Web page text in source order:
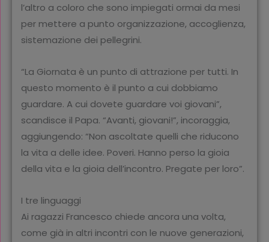
l’altro a coloro che sono impiegati ormai da mesi
per mettere a punto organizzazione, accoglienza,
sistemazione dei pellegrini.
“La Giornata è un punto di attrazione per tutti. In
questo momento è il punto a cui dobbiamo
guardare. A cui dovete guardare voi giovani”,
scandisce il Papa. “Avanti, giovani!”, incoraggia,
aggiungendo: “Non ascoltate quelli che riducono
la vita a delle idee. Poveri. Hanno perso la gioia
della vita e la gioia dell’incontro. Pregate per loro”.
I tre linguaggi
Ai ragazzi Francesco chiede ancora una volta,
come già in altri incontri con le nuove generazioni,